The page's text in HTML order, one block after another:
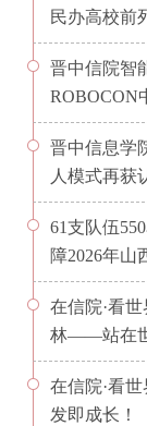
民办高校前
晋中信院智
ROBOCON
晋中信息学
人模式再获
61支队伍
障2026年山
在信院·看
林——站在
在信院·看
发即成长！